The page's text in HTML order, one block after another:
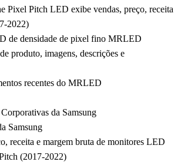
Pixel Pitch LED exibe vendas, preço, receita
2022)
de densidade de pixel fino MRLED
produto, imagens, descrições e
recentes do MRLED
da Samsung
Samsung
receita e margem bruta de monitores LED
(2017-2022)